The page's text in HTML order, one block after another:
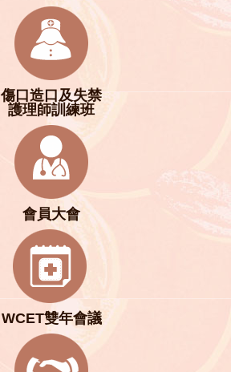
傷口造口及失禁
護理師訓練班
會員大會
WCET雙年會議